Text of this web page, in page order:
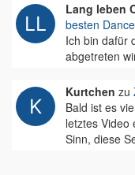
Lang leben
besten
Ich bin dafür
abgetreten
Kurtchen zu
Bald ist es
letztes Video
Sinn, diese